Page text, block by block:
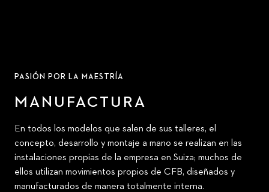
PASIÓN POR LA MAESTRÍA
MANUFACTURA
En todos los modelos que salen de sus talleres, el
concepto, desarrollo y montaje a mano se realizan en las
instalaciones propias de la empresa en Suiza; muchos de
ellos utilizan movimientos propios de CFB, diseñados y
manufacturados de manera totalmente interna.